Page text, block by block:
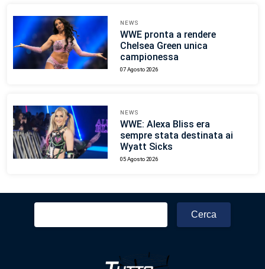
NEWS
WWE pronta a rendere
Chelsea Green unica
campionessa
07 Agosto 2026
NEWS
WWE: Alexa Bliss era
sempre stata destinata ai
Wyatt Sicks
05 Agosto 2026
Ricerca